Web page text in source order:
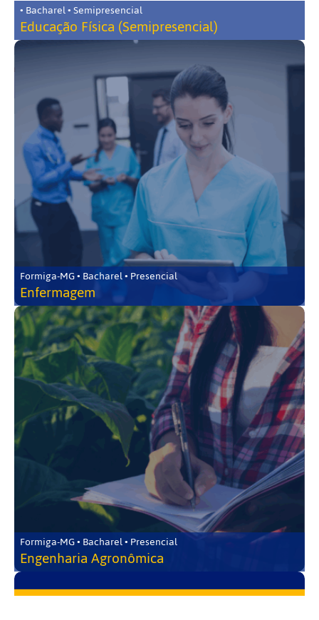
• Bacharel • Semipresencial
Educação Física (Semipresencial)
Formiga-MG • Bacharel • Presencial
Enfermagem
Formiga-MG • Bacharel • Presencial
Engenharia Agronômica